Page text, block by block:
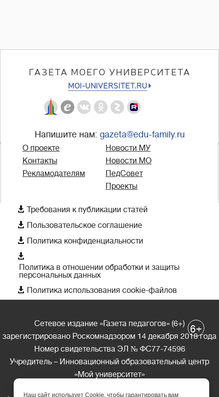
ГАЗЕТА МОЕГО УНИВЕРСИТЕТА
MOI-UNIVERSITET.RU
Напишите нам: gazeta@edu-family.ru
О проекте
Контакты
Рекламодателям
Новости МУ
Новости МО
ПедСовет
Проекты
 Требования к публикации статей
 Пользовательское соглашение
 Политика конфиденциальности

Политика в отношении обработки и защиты
персональных данных
 Политика использования cookie-файлов
Сетевое издание «Газета педагогов» (6+)
зарегистрировано Роскомнадзором 14 декабря 2018 года
Номер свидетельства ЭЛ № ФС77-74596
Учредитель – Инновационный образовательный центр
«Мой университет»
6+
Наш сайт использует Cookie, чтобы гарантировать вам